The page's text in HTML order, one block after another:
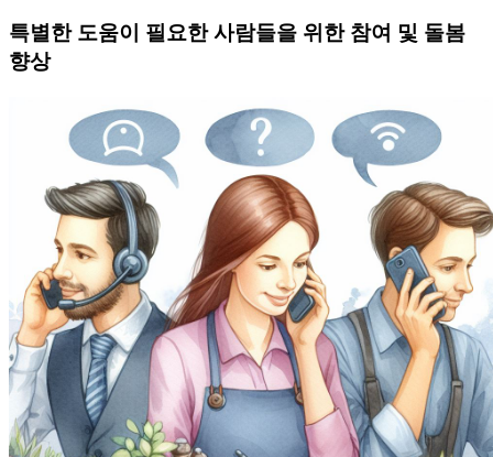
특별한 도움이 필요한 사람들을 위한 참여 및 돌봄
향상